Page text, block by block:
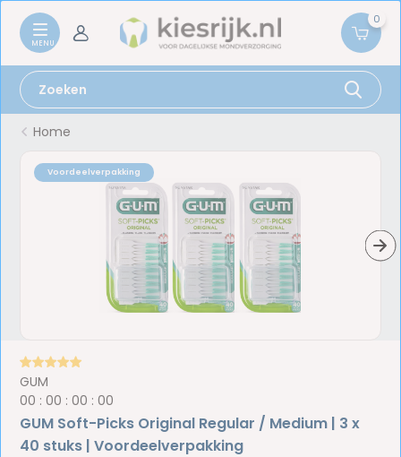
0
Home
Voordeelverpakking
GUM
00 :00 :00 :00
GUM Soft-Picks Original Regular / Medium | 3 x
40 stuks | Voordeelverpakking